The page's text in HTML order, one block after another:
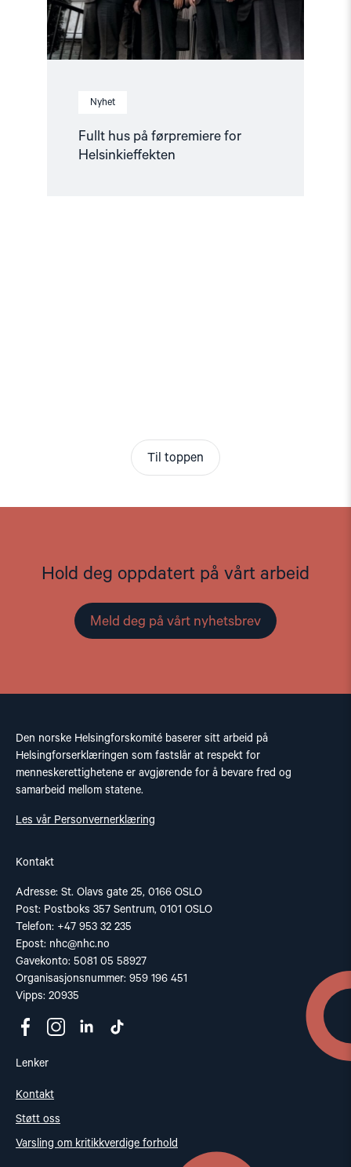
Nyhet
Fullt hus på førpremiere for
Helsinkieffekten
Til toppen
Hold deg oppdatert på vårt arbeid
Meld deg på vårt nyhetsbrev
Den norske Helsingforskomité baserer sitt arbeid på
Helsingforserklæringen som fastslår at respekt for
menneskerettighetene er avgjørende for å bevare fred og
samarbeid mellom statene.
Les vår Personvernerklæring
Kontakt
Adresse: St. Olavs gate 25, 0166 OSLO
Post: Postboks 357 Sentrum, 0101 OSLO
Telefon: +47 953 32 235
Epost: nhc@nhc.no
Gavekonto: 5081 05 58927
Organisasjonsnummer: 959 196 451
Vipps: 20935
Lenker
Kontakt
Støtt oss
Varsling om kritikkverdige forhold